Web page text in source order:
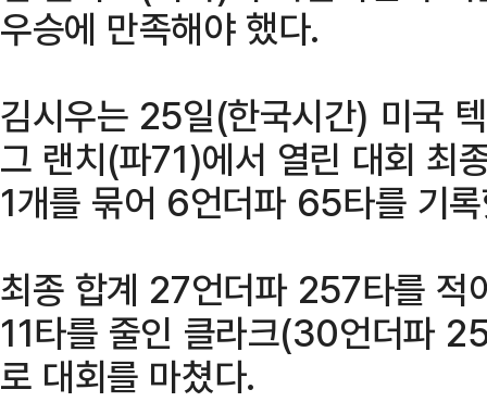
우승에 만족해야 했다.
김시우는 25일(한국시간) 미국
그 랜치(파71)에서 열린 대회 최
1개를 묶어 6언더파 65타를 기
최종 합계 27언더파 257타를 적
11타를 줄인 클라크(30언더파
로 대회를 마쳤다.